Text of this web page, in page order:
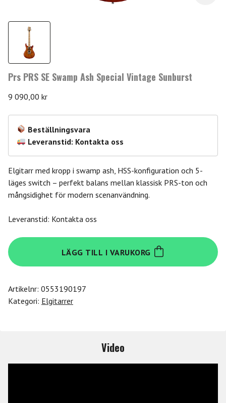
Prs PRS SE Swamp Ash Special Vintage Sunburst
9 090,00 kr
Beställningsvara
Leveranstid: Kontakta oss
Elgitarr med kropp i swamp ash, HSS-konfiguration och 5-
läges switch – perfekt balans mellan klassisk PRS-ton och
mångsidighet för modern scenanvändning.
Leveranstid: Kontakta oss
Prs
PRS
SE
Ash
Special
LÄGG TILL I VARUKORG
Artikelnr: 0553190197
Kategori: Elgitarrer
Video